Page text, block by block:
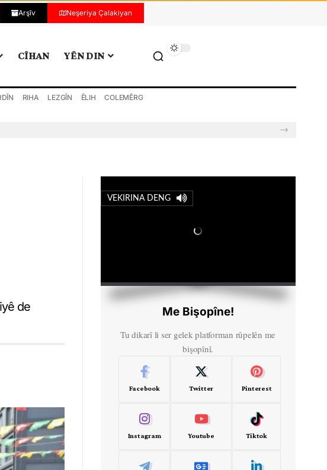
Arşîv Neşeriya Çalakiyan
CÎHAN YÊN DIN
RIHA LEZGÎN ÊLIH COLEMÊRG
de
VEKIRINA DENG
Me Bişopîne!
Tu dikarî li ser gelek platforman rûpelên me
bişopînî.
Facebook Twitter Pinterest
Instagram Youtube Tiktok